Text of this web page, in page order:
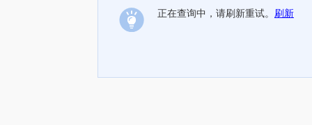
正在查询中，请刷新重试。 刷新